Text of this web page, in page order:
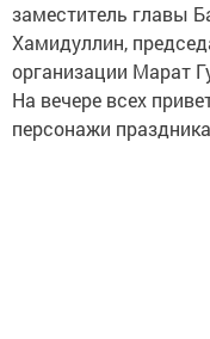
заместитель главы
Хамидуллин,
организации Марат
На вечере всех
персонажи